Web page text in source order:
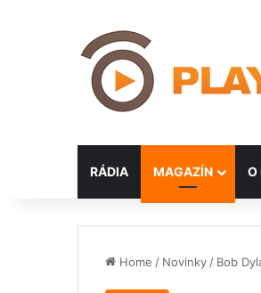
RÁDIA MAGAZÍN O
Home / Novinky / Bob